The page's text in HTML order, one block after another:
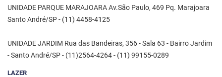
UNIDADE PARQUE MARAJOARA Av.São Paulo, 469 Pq. Marajoara
Santo André/SP - (11) 4458-4125
UNIDADE JARDIM Rua das Bandeiras, 356 - Sala 63 - Bairro Jardim
- Santo André/SP - (11)2564-4264 - (11) 99155-0289
LAZER